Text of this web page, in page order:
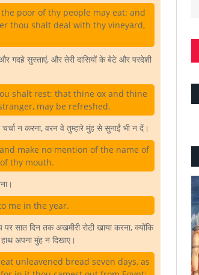
poor of thy people may eat: and
thou shalt deal with thy vineyard,
गदहे सुस्ताएं, और तेरी दासियों के बेटे और परदेशी
shalt rest: that thine ox and thine
may be refreshed.
न करना, वरन वे तुम्हारे मुंह से सुनाईं भी न दें।
make no mention of the name of
thy mouth.
me in the year.
सात दिन तक अखमीरी रोटी खाया करना, क्योंकि
अपना मुंह न दिखाए।
unleavened bread seven days, as